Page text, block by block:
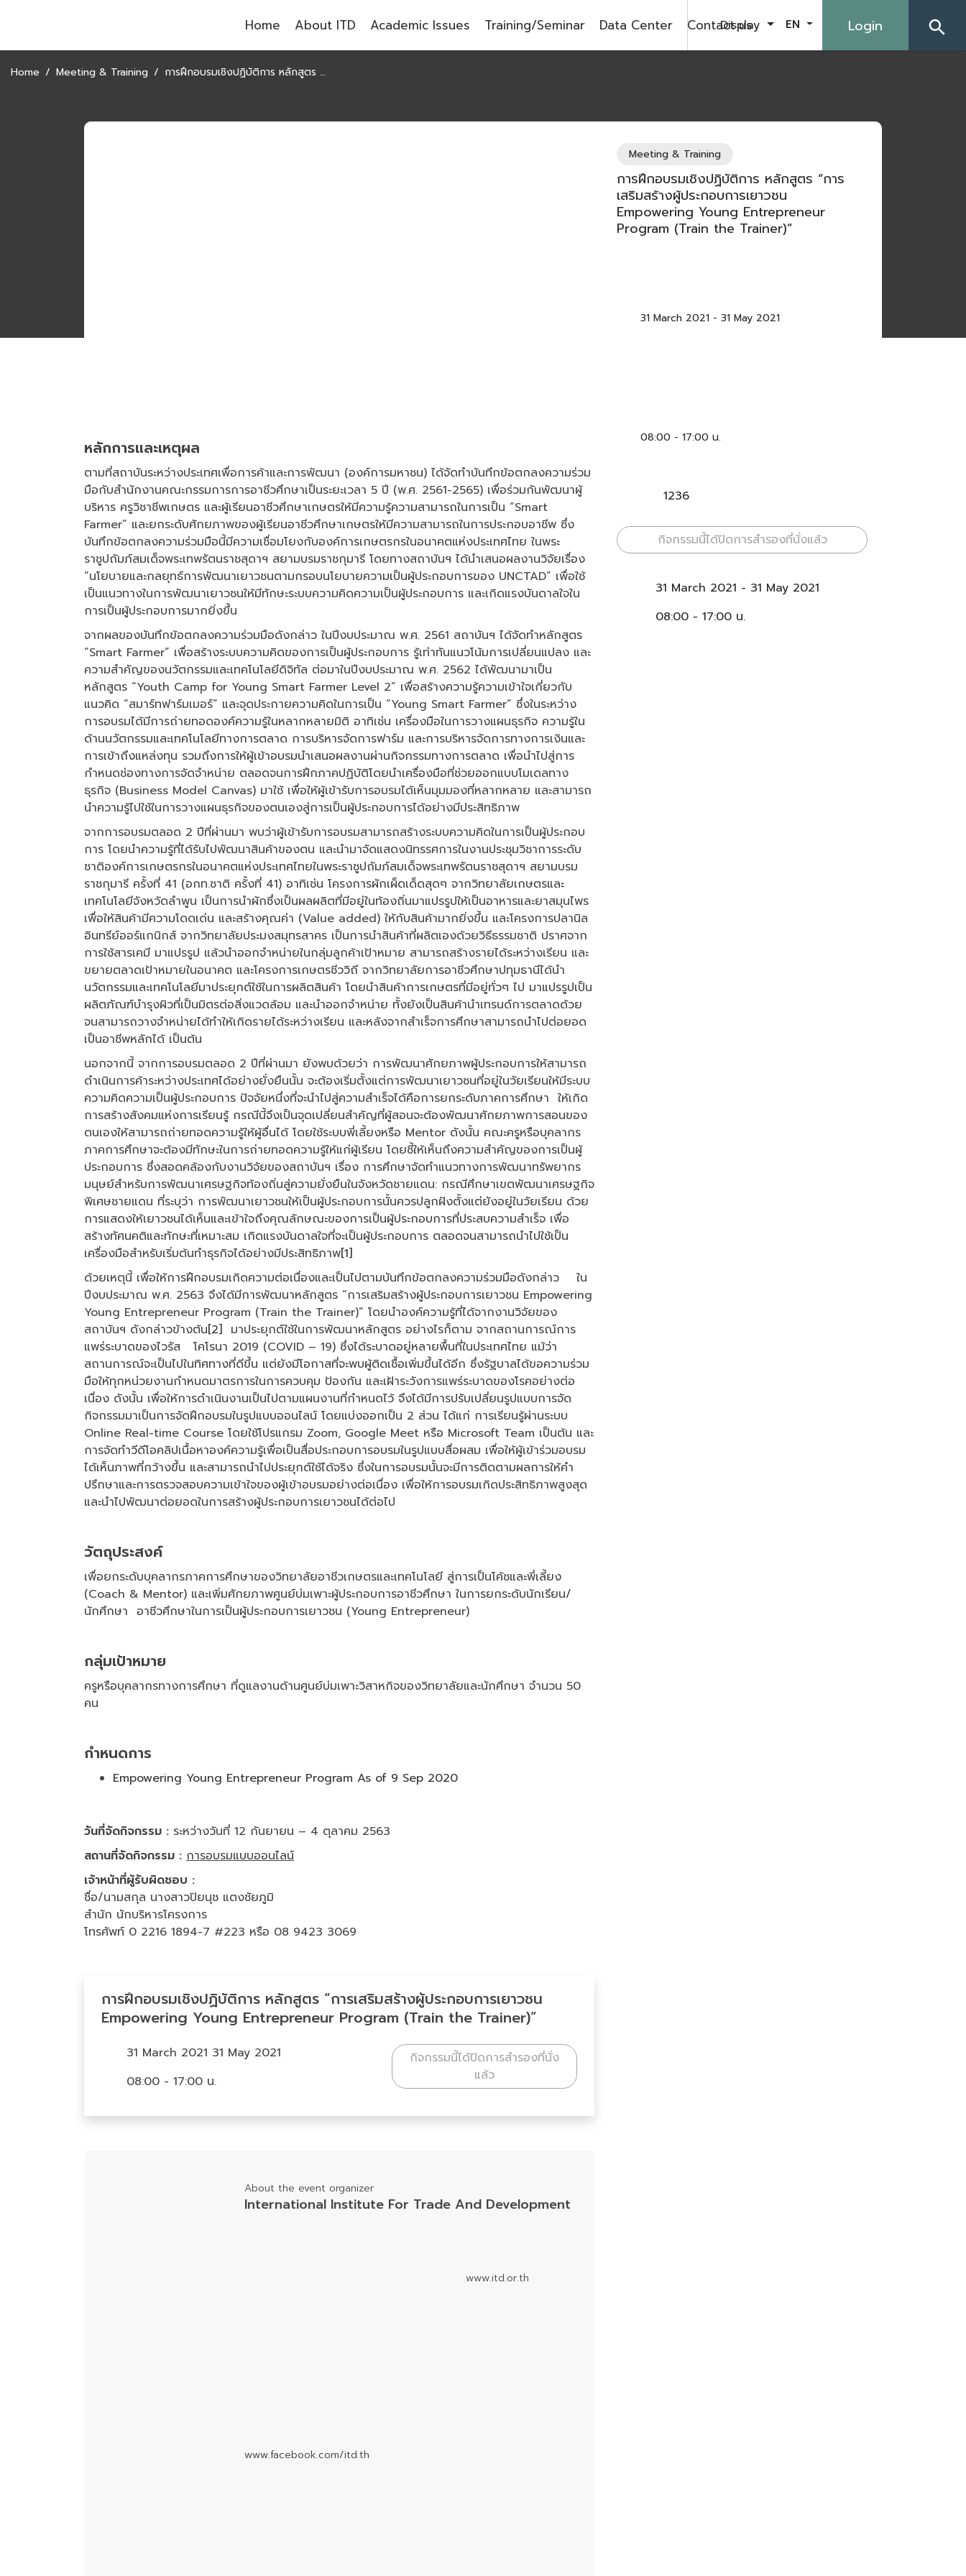
Home About ITD Academic Issues Training/Seminar Data Center Contact us
Display EN Login search
Home Meeting & Training การฝึกอบรมเชิงปฏิบัติการ หลักสูตร “การเสริมสร้างผู้ประกอบการเยาวชน Empowering Young Entrepreneur Program (Train the Trainer)”
Meeting & Training
การฝึกอบรมเชิงปฏิบัติการ หลักสูตร “การ
เสริมสร้างผู้ประกอบการเยาวชน
Empowering Young Entrepreneur
Program (Train the Trainer)”
31 March 2021 - 31 May 2021
08:00 - 17:00 น.
กิจกรรมนี้ได้ปิดการสำรองที่นั่งแล้ว
หลักการและเหตุผล
ตามที่สถาบันระหว่างประเทศเพื่อการค้าและการพัฒนา (องค์การมหาชน) ได้จัดทำบันทึกข้อตกลงความร่วม
มือกับสำนักงานคณะกรรมการการอาชีวศึกษาเป็นระยะเวลา 5 ปี (พ.ศ. 2561-2565) เพื่อร่วมกันพัฒนาผู้
บริหาร ครูวิชาชีพเกษตร และผู้เรียนอาชีวศึกษาเกษตรให้มีความรู้ความสามารถในการเป็น “Smart
Farmer” และยกระดับศักยภาพของผู้เรียนอาชีวศึกษาเกษตรให้มีความสามารถในการประกอบอาชีพ ซึ่ง
บันทึกข้อตกลงความร่วมมือนี้มีความเชื่อมโยงกับองค์การเกษตรกรในอนาคตแห่งประเทศไทย ในพระ
ราชูปถัมภ์สมเด็จพระเทพรัตนราชสุดาฯ สยามบรมราชกุมารี โดยทางสถาบันฯ ได้นำเสนอผลงานวิจัยเรื่อง
“นโยบายและกลยุทธ์การพัฒนาเยาวชนตามกรอบนโยบายความเป็นผู้ประกอบการของ UNCTAD” เพื่อใช้
เป็นแนวทางในการพัฒนาเยาวชนให้มีทักษะระบบความคิดความเป็นผู้ประกอบการ และเกิดแรงบันดาลใจใน
การเป็นผู้ประกอบการมากยิ่งขึ้น
จากผลของบันทึกข้อตกลงความร่วมมือดังกล่าว ในปีงบประมาณ พ.ศ. 2561 สถาบันฯ ได้จัดทำหลักสูตร
“Smart Farmer” เพื่อสร้างระบบความคิดของการเป็นผู้ประกอบการ รู้เท่าทันแนวโน้มการเปลี่ยนแปลง และ
ความสำคัญของนวัตกรรมและเทคโนโลยีดิจิทัล ต่อมาในปีงบประมาณ พ.ศ. 2562 ได้พัฒนามาเป็น
หลักสูตร “Youth Camp for Young Smart Farmer Level 2” เพื่อสร้างความรู้ความเข้าใจเกี่ยวกับ
แนวคิด “สมาร์ทฟาร์มเมอร์” และจุดประกายความคิดในการเป็น “Young Smart Farmer” ซึ่งในระหว่าง
การอบรมได้มีการถ่ายทอดองค์ความรู้ในหลากหลายมิติ อาทิเช่น เครื่องมือในการวางแผนธุรกิจ ความรู้ใน
ด้านนวัตกรรมและเทคโนโลยีทางการตลาด การบริหารจัดการฟาร์ม และการบริหารจัดการทางการเงินและ
การเข้าถึงแหล่งทุน รวมถึงการให้ผู้เข้าอบรมนำเสนอผลงานผ่านกิจกรรมทางการตลาด เพื่อนำไปสู่การ
กำหนดช่องทางการจัดจำหน่าย ตลอดจนการฝึกภาคปฏิบัติโดยนำเครื่องมือที่ช่วยออกแบบโมเดลทาง
ธุรกิจ (Business Model Canvas) มาใช้ เพื่อให้ผู้เข้ารับการอบรมได้เห็นมุมมองที่หลากหลาย และสามารถ
นำความรู้ไปใช้ในการวางแผนธุรกิจของตนเองสู่การเป็นผู้ประกอบการได้อย่างมีประสิทธิภาพ
จากการอบรมตลอด 2 ปีที่ผ่านมา พบว่าผู้เข้ารับการอบรมสามารถสร้างระบบความคิดในการเป็นผู้ประกอบ
การ โดยนำความรู้ที่ได้รับไปพัฒนาสินค้าของตน และนำมาจัดแสดงนิทรรศการในงานประชุมวิชาการระดับ
ชาติองค์การเกษตรกรในอนาคตแห่งประเทศไทยในพระราชูปถัมภ์สมเด็จพระเทพรัตนราชสุดาฯ สยามบรม
ราชกุมารี ครั้งที่ 41 (อกท.ชาติ ครั้งที่ 41) อาทิเช่น โครงการผักเผ็ดเด็ดสุดๆ จากวิทยาลัยเกษตรและ
เทคโนโลยีจังหวัดลำพูน เป็นการนำผักซึ่งเป็นผลผลิตที่มีอยู่ในท้องถิ่นมาแปรรูปให้เป็นอาหารและยาสมุนไพร
เพื่อให้สินค้ามีความโดดเด่น และสร้างคุณค่า (Value added) ให้กับสินค้ามากยิ่งขึ้น และโครงการปลานิล
อินทรีย์ออร์แกนิกส์ จากวิทยาลัยประมงสมุทรสาคร เป็นการนำสินค้าที่ผลิตเองด้วยวิธีธรรมชาติ ปราศจาก
การใช้สารเคมี มาแปรรูป แล้วนำออกจำหน่ายในกลุ่มลูกค้าเป้าหมาย สามารถสร้างรายได้ระหว่างเรียน และ
ขยายตลาดเป้าหมายในอนาคต และโครงการเกษตรชีววิถี จากวิทยาลัยการอาชีวศึกษาปทุมธานีได้นำ
นวัตกรรมและเทคโนโลยีมาประยุกต์ใช้ในการผลิตสินค้า โดยนำสินค้าการเกษตรที่มีอยู่ทั่วๆ ไป มาแปรรูปเป็น
ผลิตภัณฑ์บำรุงผิวที่เป็นมิตรต่อสิ่งแวดล้อม และนำออกจำหน่าย ทั้งยังเป็นสินค้านำเทรนด์การตลาดด้วย
จนสามารถวางจำหน่ายได้ทำให้เกิดรายได้ระหว่างเรียน และหลังจากสำเร็จการศึกษาสามารถนำไปต่อยอด
เป็นอาชีพหลักได้ เป็นต้น
นอกจากนี้ จากการอบรมตลอด 2 ปีที่ผ่านมา ยังพบด้วยว่า การพัฒนาศักยภาพผู้ประกอบการให้สามารถ
ดำเนินการค้าระหว่างประเทศได้อย่างยั่งยืนนั้น จะต้องเริ่มตั้งแต่การพัฒนาเยาวชนที่อยู่ในวัยเรียนให้มีระบบ
ความคิดความเป็นผู้ประกอบการ ปัจจัยหนึ่งที่จะนำไปสู่ความสำเร็จได้คือการยกระดับภาคการศึกษา ให้เกิด
การสร้างสังคมแห่งการเรียนรู้ กรณีนี้จึงเป็นจุดเปลี่ยนสำคัญที่ผู้สอนจะต้องพัฒนาศักยภาพการสอนของ
ตนเองให้สามารถถ่ายทอดความรู้ให้ผู้อื่นได้ โดยใช้ระบบพี่เลี้ยงหรือ Mentor ดังนั้น คณะครูหรือบุคลากร
ภาคการศึกษาจะต้องมีทักษะในการถ่ายทอดความรู้ให้แก่ผู้เรียน โดยชี้ให้เห็นถึงความสำคัญของการเป็นผู้
ประกอบการ ซึ่งสอดคล้องกับงานวิจัยของสถาบันฯ เรื่อง การศึกษาจัดทำแนวทางการพัฒนาทรัพยากร
มนุษย์สำหรับการพัฒนาเศรษฐกิจท้องถิ่นสู่ความยั่งยืนในจังหวัดชายแดน: กรณีศึกษาเขตพัฒนาเศรษฐกิจ
พิเศษชายแดน ที่ระบุว่า การพัฒนาเยาวชนให้เป็นผู้ประกอบการนั้นควรปลูกฝังตั้งแต่ยังอยู่ในวัยเรียน ด้วย
การแสดงให้เยาวชนได้เห็นและเข้าใจถึงคุณลักษณะของการเป็นผู้ประกอบการที่ประสบความสำเร็จ เพื่อ
สร้างทัศนคติและทักษะที่เหมาะสม เกิดแรงบันดาลใจที่จะเป็นผู้ประกอบการ ตลอดจนสามารถนำไปใช้เป็น
เครื่องมือสำหรับเริ่มต้นทำธุรกิจได้อย่างมีประสิทธิภาพ[1]
ด้วยเหตุนี้ เพื่อให้การฝึกอบรมเกิดความต่อเนื่องและเป็นไปตามบันทึกข้อตกลงความร่วมมือดังกล่าว ใน
ปีงบประมาณ พ.ศ. 2563 จึงได้มีการพัฒนาหลักสูตร “การเสริมสร้างผู้ประกอบการเยาวชน Empowering
Young Entrepreneur Program (Train the Trainer)” โดยนำองค์ความรู้ที่ได้จากงานวิจัยของ
สถาบันฯ ดังกล่าวข้างต้น[2] มาประยุกต์ใช้ในการพัฒนาหลักสูตร อย่างไรก็ตาม จากสถานการณ์การ
แพร่ระบาดของไวรัส โคโรนา 2019 (COVID – 19) ซึ่งได้ระบาดอยู่หลายพื้นที่ในประเทศไทย แม้ว่า
สถานการณ์จะเป็นไปในทิศทางที่ดีขึ้น แต่ยังมีโอกาสที่จะพบผู้ติดเชื้อเพิ่มขึ้นได้อีก ซึ่งรัฐบาลได้ขอความร่วม
มือให้ทุกหน่วยงานกำหนดมาตรการในการควบคุม ป้องกัน และเฝ้าระวังการแพร่ระบาดของโรคอย่างต่อ
เนื่อง ดังนั้น เพื่อให้การดำเนินงานเป็นไปตามแผนงานที่กำหนดไว้ จึงได้มีการปรับเปลี่ยนรูปแบบการจัด
กิจกรรมมาเป็นการจัดฝึกอบรมในรูปแบบออนไลน์ โดยแบ่งออกเป็น 2 ส่วน ได้แก่ การเรียนรู้ผ่านระบบ
Online Real-time Course โดยใช้โปรแกรม Zoom, Google Meet หรือ Microsoft Team เป็นต้น และ
การจัดทำวีดีโอคลิปเนื้อหาองค์ความรู้เพื่อเป็นสื่อประกอบการอบรมในรูปแบบสื่อผสม เพื่อให้ผู้เข้าร่วมอบรม
ได้เห็นภาพที่กว้างขึ้น และสามารถนำไปประยุกต์ใช้ได้จริง ซึ่งในการอบรมนั้นจะมีการติดตามผลการให้คำ
ปรึกษาและการตรวจสอบความเข้าใจของผู้เข้าอบรมอย่างต่อเนื่อง เพื่อให้การอบรมเกิดประสิทธิภาพสูงสุด
และนำไปพัฒนาต่อยอดในการสร้างผู้ประกอบการเยาวชนได้ต่อไป
วัตถุประสงค์
เพื่อยกระดับบุคลากรภาคการศึกษาของวิทยาลัยอาชีวเกษตรและเทคโนโลยี สู่การเป็นโค้ชและพี่เลี้ยง
(Coach & Mentor) และเพิ่มศักยภาพศูนย์บ่มเพาะผู้ประกอบการอาชีวศึกษา ในการยกระดับนักเรียน/
นักศึกษา อาชีวศึกษาในการเป็นผู้ประกอบการเยาวชน (Young Entrepreneur)
กลุ่มเป้าหมาย
ครูหรือบุคลากรทางการศึกษา ที่ดูแลงานด้านศูนย์บ่มเพาะวิสาหกิจของวิทยาลัยและนักศึกษา จำนวน 50
คน
กำหนดการ
Empowering Young Entrepreneur Program As of 9 Sep 2020
วันที่จัดกิจกรรม : ระหว่างวันที่ 12 กันยายน – 4 ตุลาคม 2563
สถานที่จัดกิจกรรม : การอบรมแบบออนไลน์
เจ้าหน้าที่ผู้รับผิดชอบ :
ชื่อ/นามสกุล นางสาวปิยนุช แตงชัยภูมิ
สำนัก นักบริหารโครงการ
โทรศัพท์ 0 2216 1894-7 #223 หรือ 08 9423 3069
การฝึกอบรมเชิงปฏิบัติการ หลักสูตร “การเสริมสร้างผู้ประกอบการเยาวชน
Empowering Young Entrepreneur Program (Train the Trainer)”
31 March 2021 31 May 2021
08:00 - 17:00 น.
กิจกรรมนี้ได้ปิดการสำรองที่นั่ง
แล้ว
About the event organizer
International Institute For Trade And Development
www.itd.or.th
www.facebook.com/itd.th
1236
31 March 2021 - 31 May 2021
08:00 - 17:00 น.